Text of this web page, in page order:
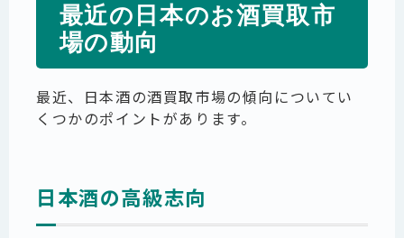
最近の日本のお酒買取市
場の動向
最近、日本酒の酒買取市場の傾向についてい
くつかのポイントがあります。
日本酒の高級志向